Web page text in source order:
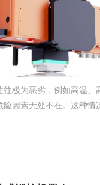
往极为恶劣，例如高温、
险因素无处不在。这种情
更高的安全风险。这些问